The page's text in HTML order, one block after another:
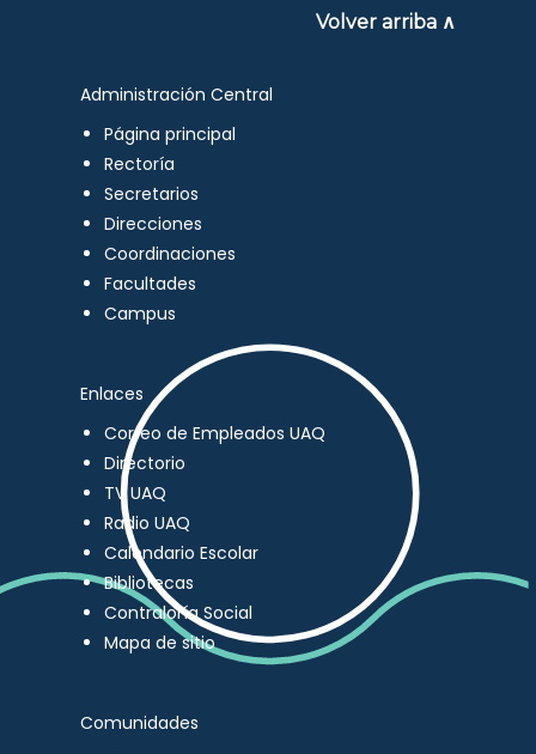
Volver arriba ∧
Administración Central
Página principal
Rectoría
Secretarios
Direcciones
Coordinaciones
Facultades
Campus
Enlaces
Correo de Empleados UAQ
Directorio
TV UAQ
Radio UAQ
Calendario Escolar
Bibliotecas
Contraloría Social
Mapa de sitio
Comunidades